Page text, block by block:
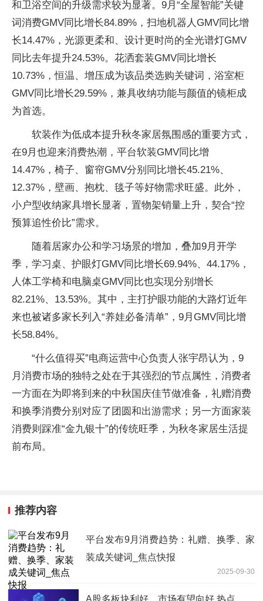
和卫浴空间的升级需求较为显著。9月“全屋智能”关键
词消费GMV同比增长84.89%，扫地机器人GMV同比增
长14.47%，光源更柔和、设计更时尚的全光谱灯GMV
同比去年提升24.53%。花洒套装GMV同比增长
10.73%，恒温、增压成为该品类选购关键词，浴室柜
GMV同比增长29.59%，兼具收纳功能与颜值的镜柜成
为首选。
软装作为低成本提升秋冬家居氛围感的重要方式，
在9月也迎来消费热潮，平台软装GMV同比增
14.47%，椅子、窗帘GMV分别同比增长45.21%、
12.37%，壁画、抱枕、毯子等好物需求旺盛。此外，
小户型收纳家具增长显著，置物架销量上升，契合“控
预算追性价比”需求。
随着居家办公和学习场景的增加，叠加9月开学
季，学习桌、护眼灯GMV同比增长69.94%、44.17%，
人体工学椅和电脑桌GMV同比也实现分别增长
82.21%、13.53%。其中，主打护眼功能的大路灯近年
来也被诸多家长列入“养娃必备清单”，9月GMV同比增
长58.84%。
“什么值得买”电商运营中心负责人张宇昂认为，9
月消费市场的独特之处在于其强烈的节点属性，消费者
一方面在为即将到来的中秋国庆佳节做准备，礼赠消费
和换季消费分别对应了团圆和出游需求；另一方面家装
消费则踩准“金九银十”的传统旺季，为秋冬家居生活提
前布局。
推荐内容
平台发布9月消费趋势：礼赠、换季、家
装成关键词_焦点快报
2025-09-30
A股多板块利好，市场有望向好 热点